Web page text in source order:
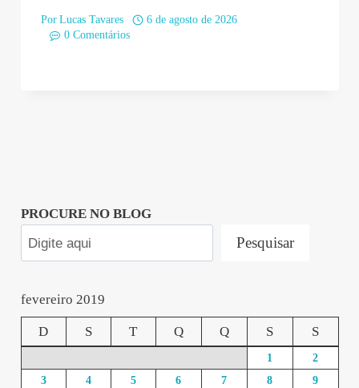
Por Lucas Tavares
6 de agosto de 2026
0 Comentários
PROCURE NO BLOG
Pesquisar
fevereiro 2019
D S T Q Q S S
1
2
3
4 5 6 7 8
9